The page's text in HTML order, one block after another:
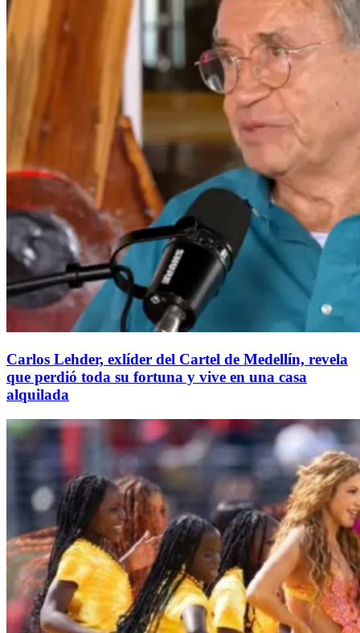
Carlos Lehder, exlíder del Cartel de Medellín, revela
que perdió toda su fortuna y vive en una casa
alquilada